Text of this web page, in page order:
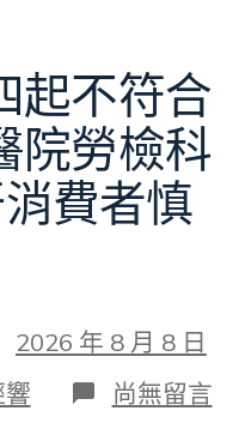
起不符合
院勞檢科
費者慎
2026 年 8 月 8 日
在
〈每
尚無留言